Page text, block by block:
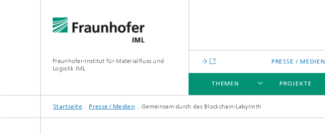
Fraunhofer-Institut für Materialfluss und
Logistik IML
PRESSE / MEDIEN
THEMEN
THEMEN
PROJEKTE
ABTEILUNGEN
INSTITUT
FÜR UNTERNEHMEN
Startseite Presse / Medien Gemeinsam durch das Blockchain-Labyrinth